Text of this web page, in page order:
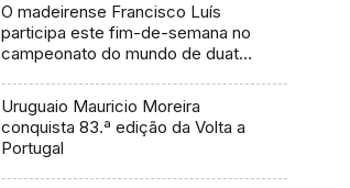
O madeirense Francisco Luís
participa este fim-de-semana no
campeonato do mundo de duatlo
Uruguaio Mauricio Moreira
conquista 83.ª edição da Volta a
Portugal